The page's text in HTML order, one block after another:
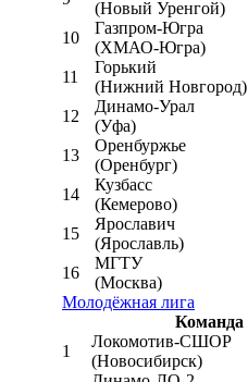
(Новый Уренгой)
10
Газпром-Югра
(ХМАО-Югра)
11
Горький
(Нижний Новгород)
12
Динамо-Урал
(Уфа)
13
Оренбуржье
(Оренбург)
14
Кузбасс
(Кемерово)
15
Ярославич
(Ярославль)
16
МГТУ
(Москва)
Молодёжная лига
Команда
1
Локомотив-CШОР
(Новосибирск)